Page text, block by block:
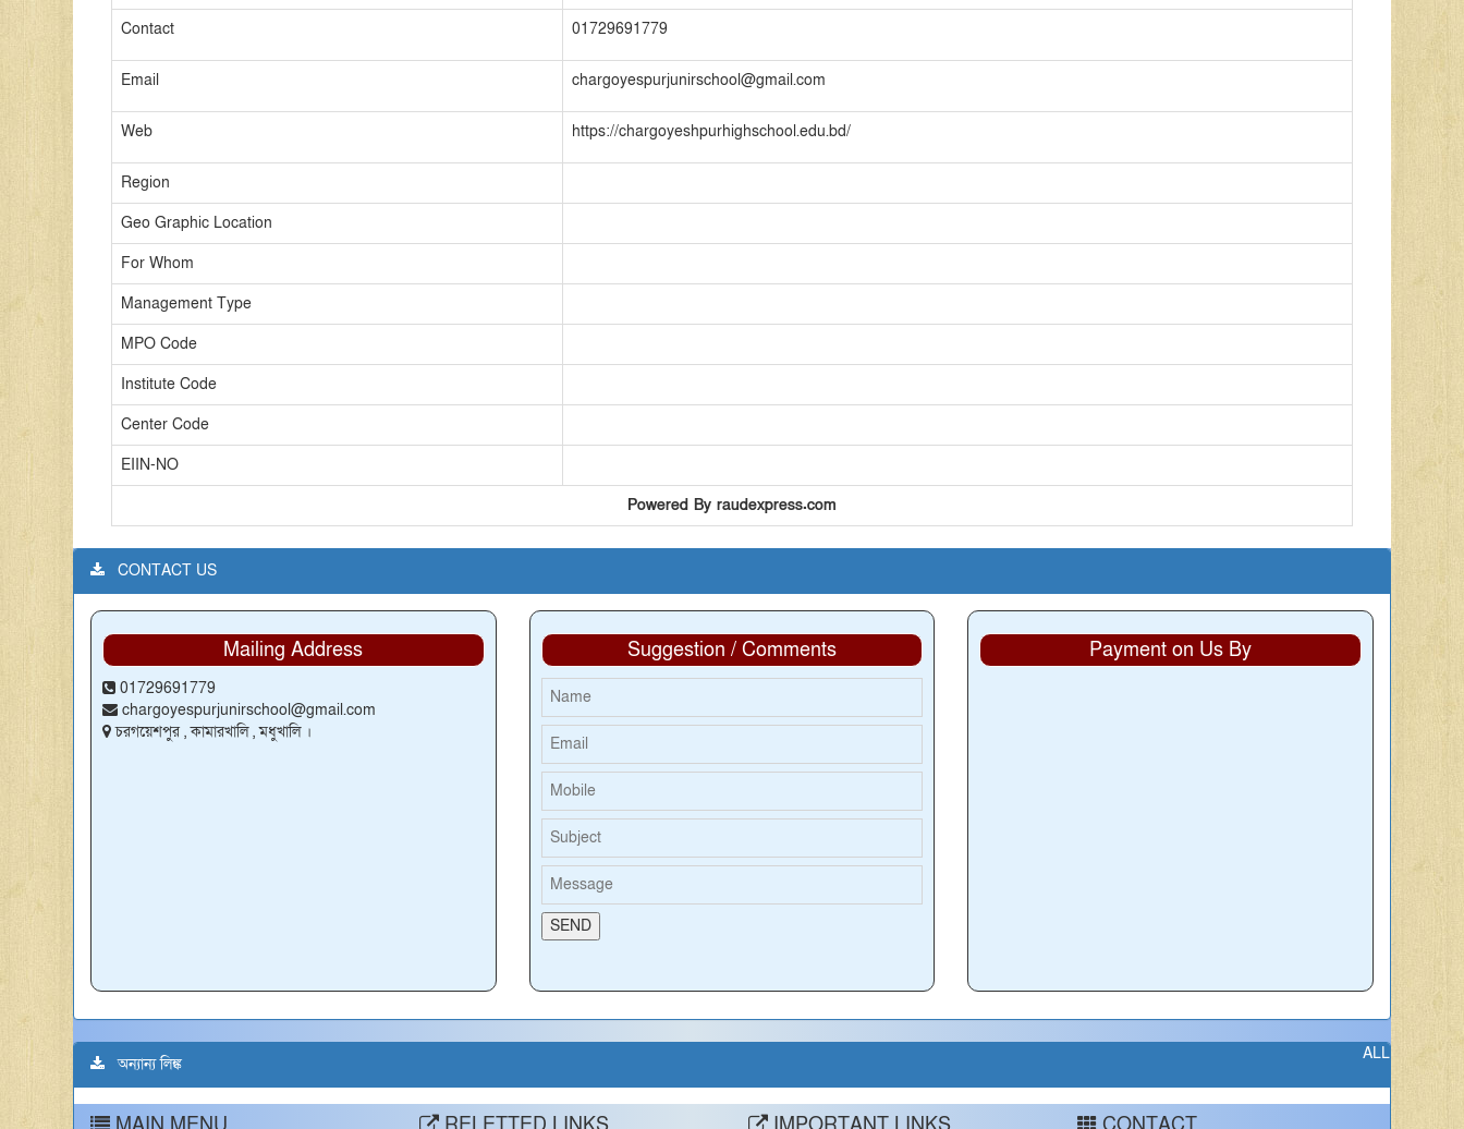
Contact 01729691779
Email chargoyespurjunirschool@gmail.com
Web https://chargoyeshpurhighschool.edu.bd/
Region
Geo Graphic Location
For Whom
Management Type
MPO Code
Institute Code
Center Code
EIIN-NO
Powered By raudexpress.com
CONTACT US
Mailing Address
01729691779
chargoyespurjunirschool@gmail.com
চরগয়েশপুর , কামারখালি , মধুখালি ।
Suggestion / Comments Payment on Us By
ALL
অন্যান্য লিঙ্ক